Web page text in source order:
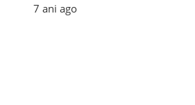
7 ani ago